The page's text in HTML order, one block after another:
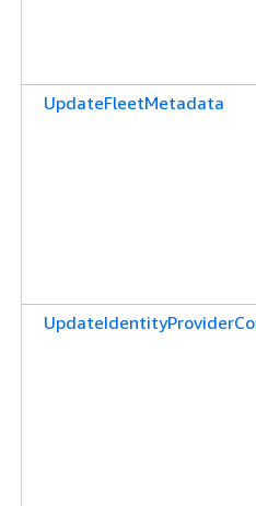
UpdateFleetMetadata